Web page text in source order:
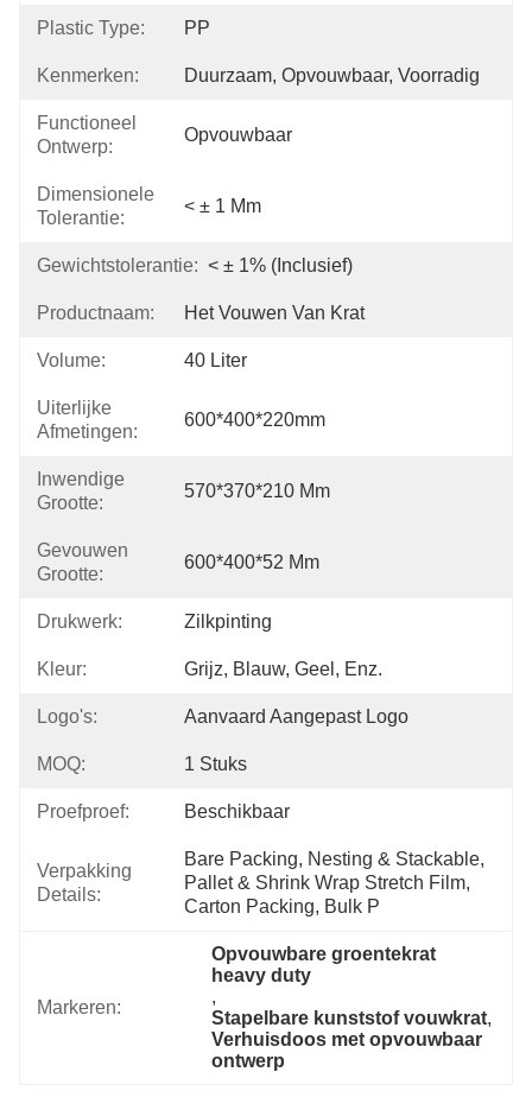
Plastic Type: PP
Kenmerken: Duurzaam, Opvouwbaar, Voorradig
Functioneel
Ontwerp:
Opvouwbaar
Dimensionele
Tolerantie:
< ± 1 Mm
Gewichtstolerantie: < ± 1% (inclusief)
Productnaam: Het Vouwen Van Krat
Volume: 40 Liter
Uiterlijke
Afmetingen:
600*400*220mm
Inwendige
Grootte:
570*370*210 Mm
Gevouwen
Grootte:
600*400*52 Mm
Drukwerk: Zilkpinting
Kleur: Grijz, Blauw, Geel, Enz.
Logo's: Aanvaard Aangepast Logo
MOQ: 1 Stuks
Proefproef: Beschikbaar
Verpakking
Details:
Bare Packing, Nesting & Stackable,
Pallet & Shrink Wrap Stretch Film,
Carton Packing, Bulk P
Markeren:
Opvouwbare groentekrat
heavy duty
,
Stapelbare kunststof vouwkrat
Verhuisdoos met opvouwbaar
ontwerp